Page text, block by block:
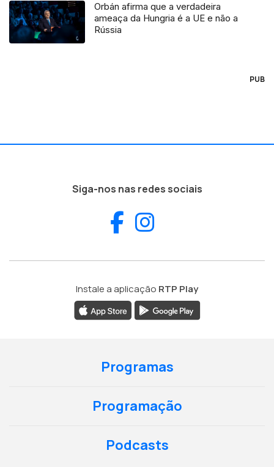
Orbán afirma que a verdadeira
ameaça da Hungria é a UE e não a
Rússia
PUB
Siga-nos nas redes sociais
Facebook
Instale a aplicação RTP Play
Programas
Programação
Podcasts